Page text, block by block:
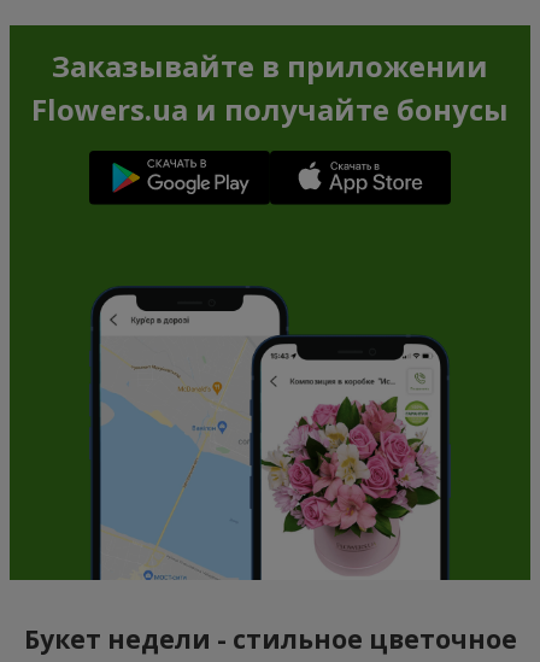
Заказывайте в приложении
Flowers.ua и получайте бонусы
Букет недели - стильное цветочное